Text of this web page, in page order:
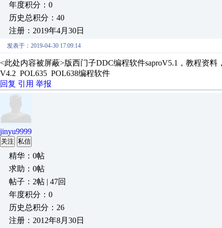
年度积分：0
历史总积分：40
注册：2019年4月30日
发表于：2019-04-30 17:09:14
<此处内容被屏蔽>版西门子DDC编程软件saproV5.1，教程资
V4.2 POL635 POL638编程软件
回复 引用 举报
jinyu9999
关注 私信
精华：0帖
求助：0帖
帖子：2帖 | 47回
年度积分：0
历史总积分：26
注册：2012年8月30日